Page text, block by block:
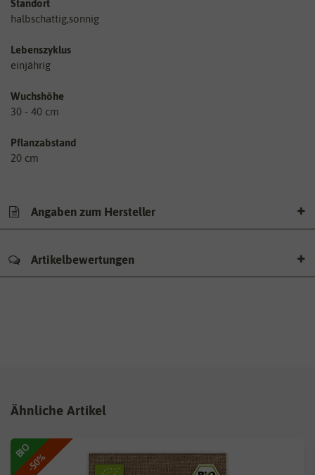
Standort
halbschattig,sonnig
Lebenszyklus
einjährig
Wuchshöhe
30 - 40 cm
Pflanzabstand
20 cm
Angaben zum Hersteller
Artikelbewertungen
Ähnliche Artikel
-50%
BIO